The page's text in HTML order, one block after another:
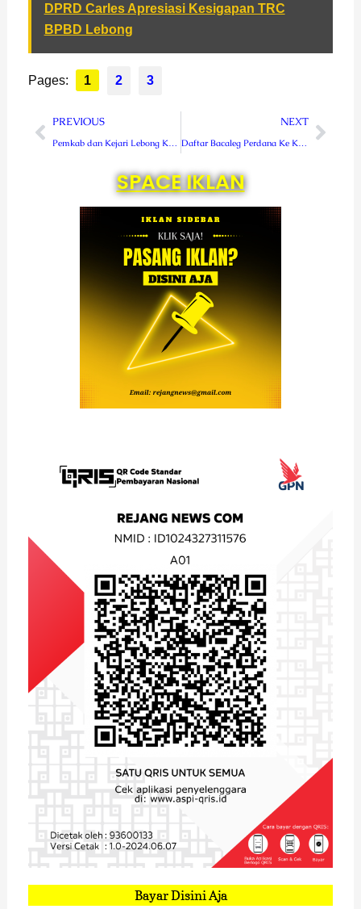
DPRD Carles Apresiasi Kesigapan TRC
BPBD Lebong
Pages: 1 2 3
Prev
PREVIOUS NEXTNext
SPACE IKLAN
Bayar Disini Aja